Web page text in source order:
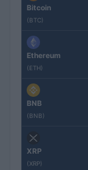
Bitcoin
(BTC)
Ethereum
(ETH)
BNB
(BNB)
XRP
(XRP)